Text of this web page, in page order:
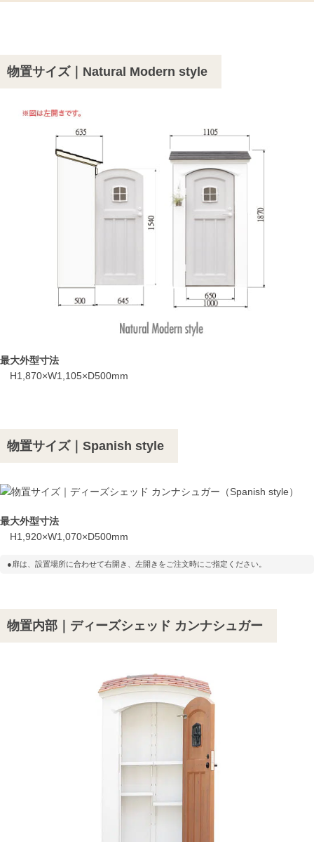
物置サイズ｜Natural Modern style
最大外型寸法
H1,870×W1,105×D500mm
物置サイズ｜Spanish style
最大外型寸法
H1,920×W1,070×D500mm
●扉は、設置場所に合わせて右開き、左開きをご注文時にご指定ください。
物置内部｜ディーズシェッド カンナシュガー